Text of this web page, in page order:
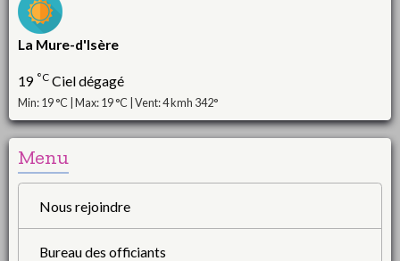
La Mure-d'Isère
19 °C Ciel dégagé
Min: 19 °C | Max: 19 °C | Vent: 4 kmh 342°
Menu
Nous rejoindre
Bureau des officiants